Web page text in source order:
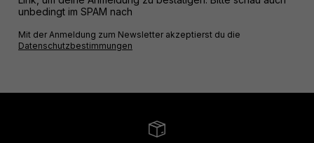
unbedingt im SPAM nach
Mit der Anmeldung zum Newsletter akzeptierst du die
Datenschutzbestimmungen